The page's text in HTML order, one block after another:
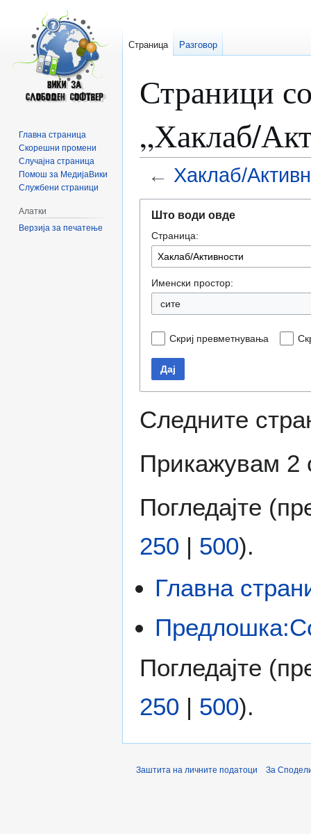
Страници
„Хаклаб/
← Хаклаб/
прегледникот
пребарувањето
Што води овде
Страница:
Именски простор:
сите
Скриј превметнувања
Дај
Следните
Прикажувам 2
Погледајте (
250 | 500).
Главна
Погледајте (
250 | 500).
Страница Разговор
Главна страница
Скорешни промени
Случајна страница
Помош за МедијаВики
Службени страници
Алатки
Верзија за печатење
Заштита на личните податоци За